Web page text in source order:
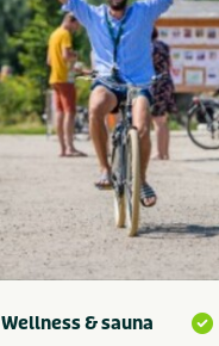
Wellness & sauna